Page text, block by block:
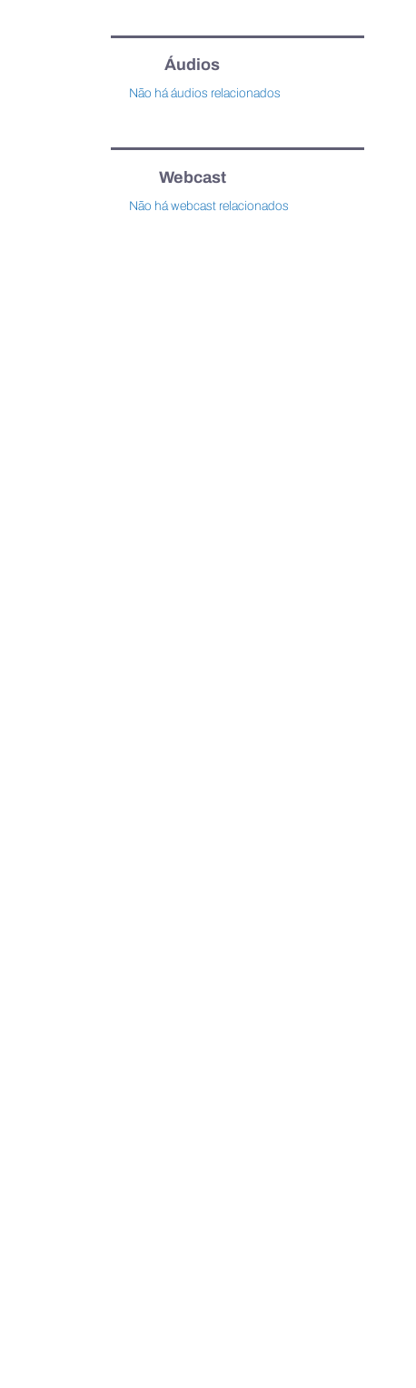
Áudios
Não há áudios relacionados
Webcast
Não há webcast relacionados